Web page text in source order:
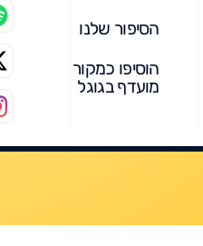
הסיפור שלנו
הוסיפו כמקור
מועדף בגוגל